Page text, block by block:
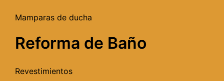
Mamparas de ducha
Reforma de Baño
Revestimientos